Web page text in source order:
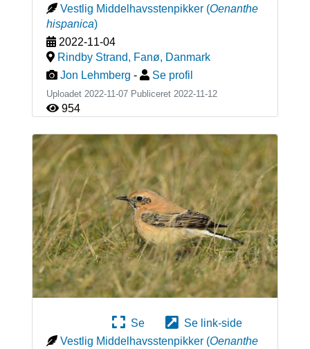
Vestlig Middelhavsstenpikker (Oenanthe
hispanica)
2022-11-04
Rindby Strand, Fanø, Danmark
Jon Lehmberg - Se profil
Uploadet 2022-11-07 Publiceret 2022-11-12
954
Se
Se link-side
Vestlig Middelhavsstenpikker (Oenanthe